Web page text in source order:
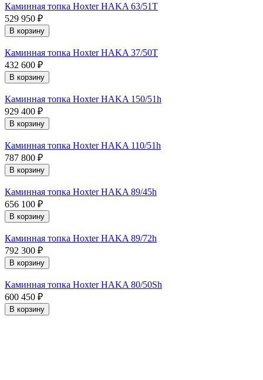
Каминная топка Hoxter HAKA 63/51T
529 950 ₽
В корзину
Каминная топка Hoxter HAKA 37/50T
432 600 ₽
В корзину
Каминная топка Hoxter HAKA 150/51h
929 400 ₽
В корзину
Каминная топка Hoxter HAKA 110/51h
787 800 ₽
В корзину
Каминная топка Hoxter HAKA 89/45h
656 100 ₽
В корзину
Каминная топка Hoxter HAKA 89/72h
792 300 ₽
В корзину
Каминная топка Hoxter HAKA 80/50Sh
600 450 ₽
В корзину